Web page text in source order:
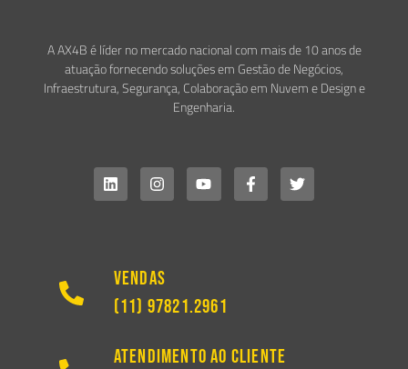
A AX4B é líder no mercado nacional com mais de 10 anos de
atuação fornecendo soluções em Gestão de Negócios,
Infraestrutura, Segurança, Colaboração em Nuvem e Design e
Engenharia.
Vendas
(11) 97821.2961
Atendimento ao Cliente